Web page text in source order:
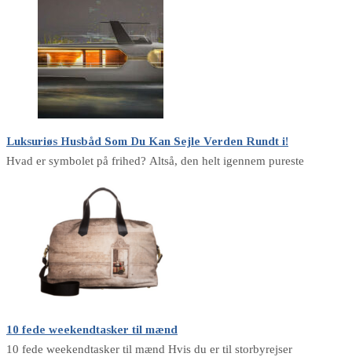
Luksuriøs Husbåd Som Du Kan Sejle Verden Rundt i!
Hvad er symbolet på frihed? Altså, den helt igennem pureste
10 fede weekendtasker til mænd
10 fede weekendtasker til mænd Hvis du er til storbyrejser